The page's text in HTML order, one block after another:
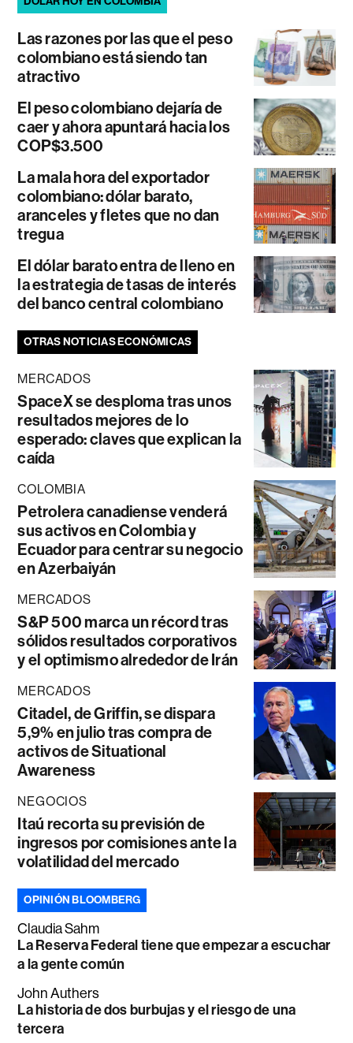
Las razones por las que el peso
colombiano está siendo tan
atractivo
El peso colombiano dejaría de
caer y ahora apuntará hacia los
COP$3.500
La mala hora del exportador
colombiano: dólar barato,
aranceles y fletes que no dan
tregua
El dólar barato entra de lleno en
la estrategia de tasas de interés
del banco central colombiano
OTRAS NOTICIAS ECONÓMICAS
MERCADOS
SpaceX se desploma tras unos
resultados mejores de lo
esperado: claves que explican la
caída
COLOMBIA
Petrolera canadiense venderá
sus activos en Colombia y
Ecuador para centrar su negocio
en Azerbaiyán
MERCADOS
S&P 500 marca un récord tras
sólidos resultados corporativos
y el optimismo alrededor de Irán
MERCADOS
Citadel, de Griffin, se dispara
5,9% en julio tras compra de
activos de Situational
Awareness
NEGOCIOS
Itaú recorta su previsión de
ingresos por comisiones ante la
volatilidad del mercado
OPINIÓN BLOOMBERG
Claudia Sahm
La Reserva Federal tiene que empezar a escuchar
a la gente común
John Authers
La historia de dos burbujas y el riesgo de una
tercera